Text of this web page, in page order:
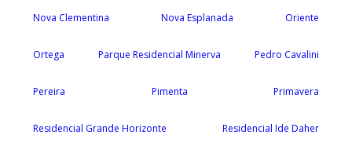
Nova Clementina Nova Esplanada Oriente
Ortega Parque Residencial Minerva Pedro Cavalini
Pereira Pimenta Primavera
Residencial Grande Horizonte Residencial Ide Daher